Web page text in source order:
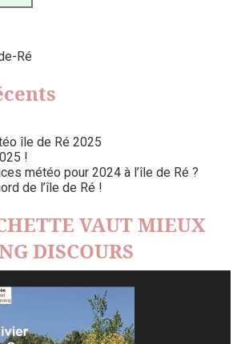
Ré
île de Ré 2025
!
météo pour 2024 à l’île de Ré ?
de l’île de Ré !
VAUT MIEUX
DISCOURS